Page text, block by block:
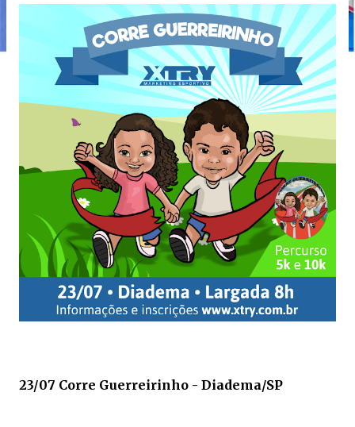
23/07 Corre Guerreirinho - Diadema/SP